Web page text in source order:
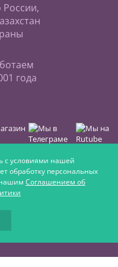
года
верховой езды,
с условиями нашей
обработку персональных
нашим Соглашением об